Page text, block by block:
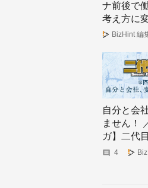
ナ前後で
考え方に
重視する
BizHint 編
自分と会
ません！
ガ】二代
4